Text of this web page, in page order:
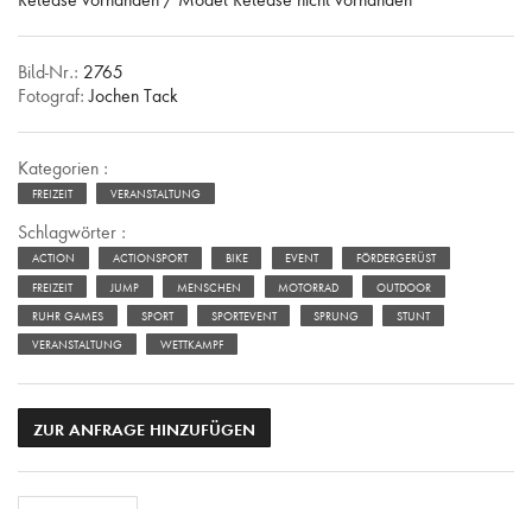
Bild-Nr.: 2765
Fotograf: Jochen Tack
Kategorien :
FREIZEIT VERANSTALTUNG
Schlagwörter :
ACTION ACTIONSPORT BIKE EVENT FÖRDERGERÜST
FREIZEIT JUMP MENSCHEN MOTORRAD OUTDOOR
RUHR GAMES SPORT SPORTEVENT SPRUNG STUNT
VERANSTALTUNG WETTKAMPF
ZUR ANFRAGE HINZUFÜGEN